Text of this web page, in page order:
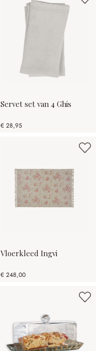
Servet set van 4 Ghis
€ 28,95
Vloerkleed Ingvi
€ 248,00